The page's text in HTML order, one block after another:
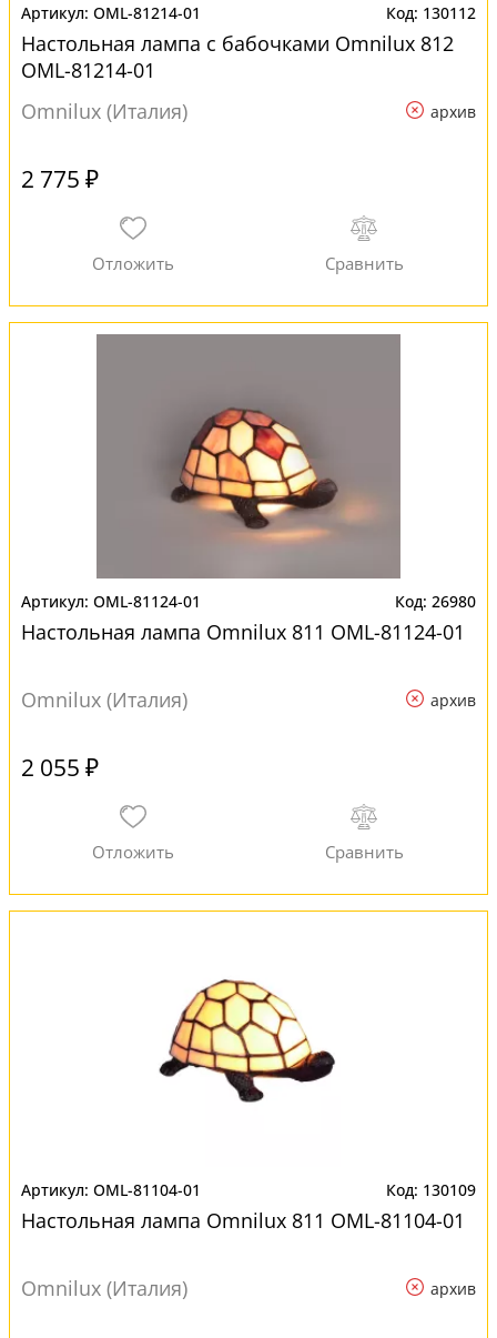
OML-81214-01 130112
Настольная лампа с бабочками Omnilux 812
OML-81214-01
Omnilux (Италия)
архив
2 775 ₽
OML-81124-01 26980
Настольная лампа Omnilux 811 OML-81124-01
Omnilux (Италия) архив
2 055 ₽
OML-81104-01 130109
Настольная лампа Omnilux 811 OML-81104-01
Omnilux (Италия) архив